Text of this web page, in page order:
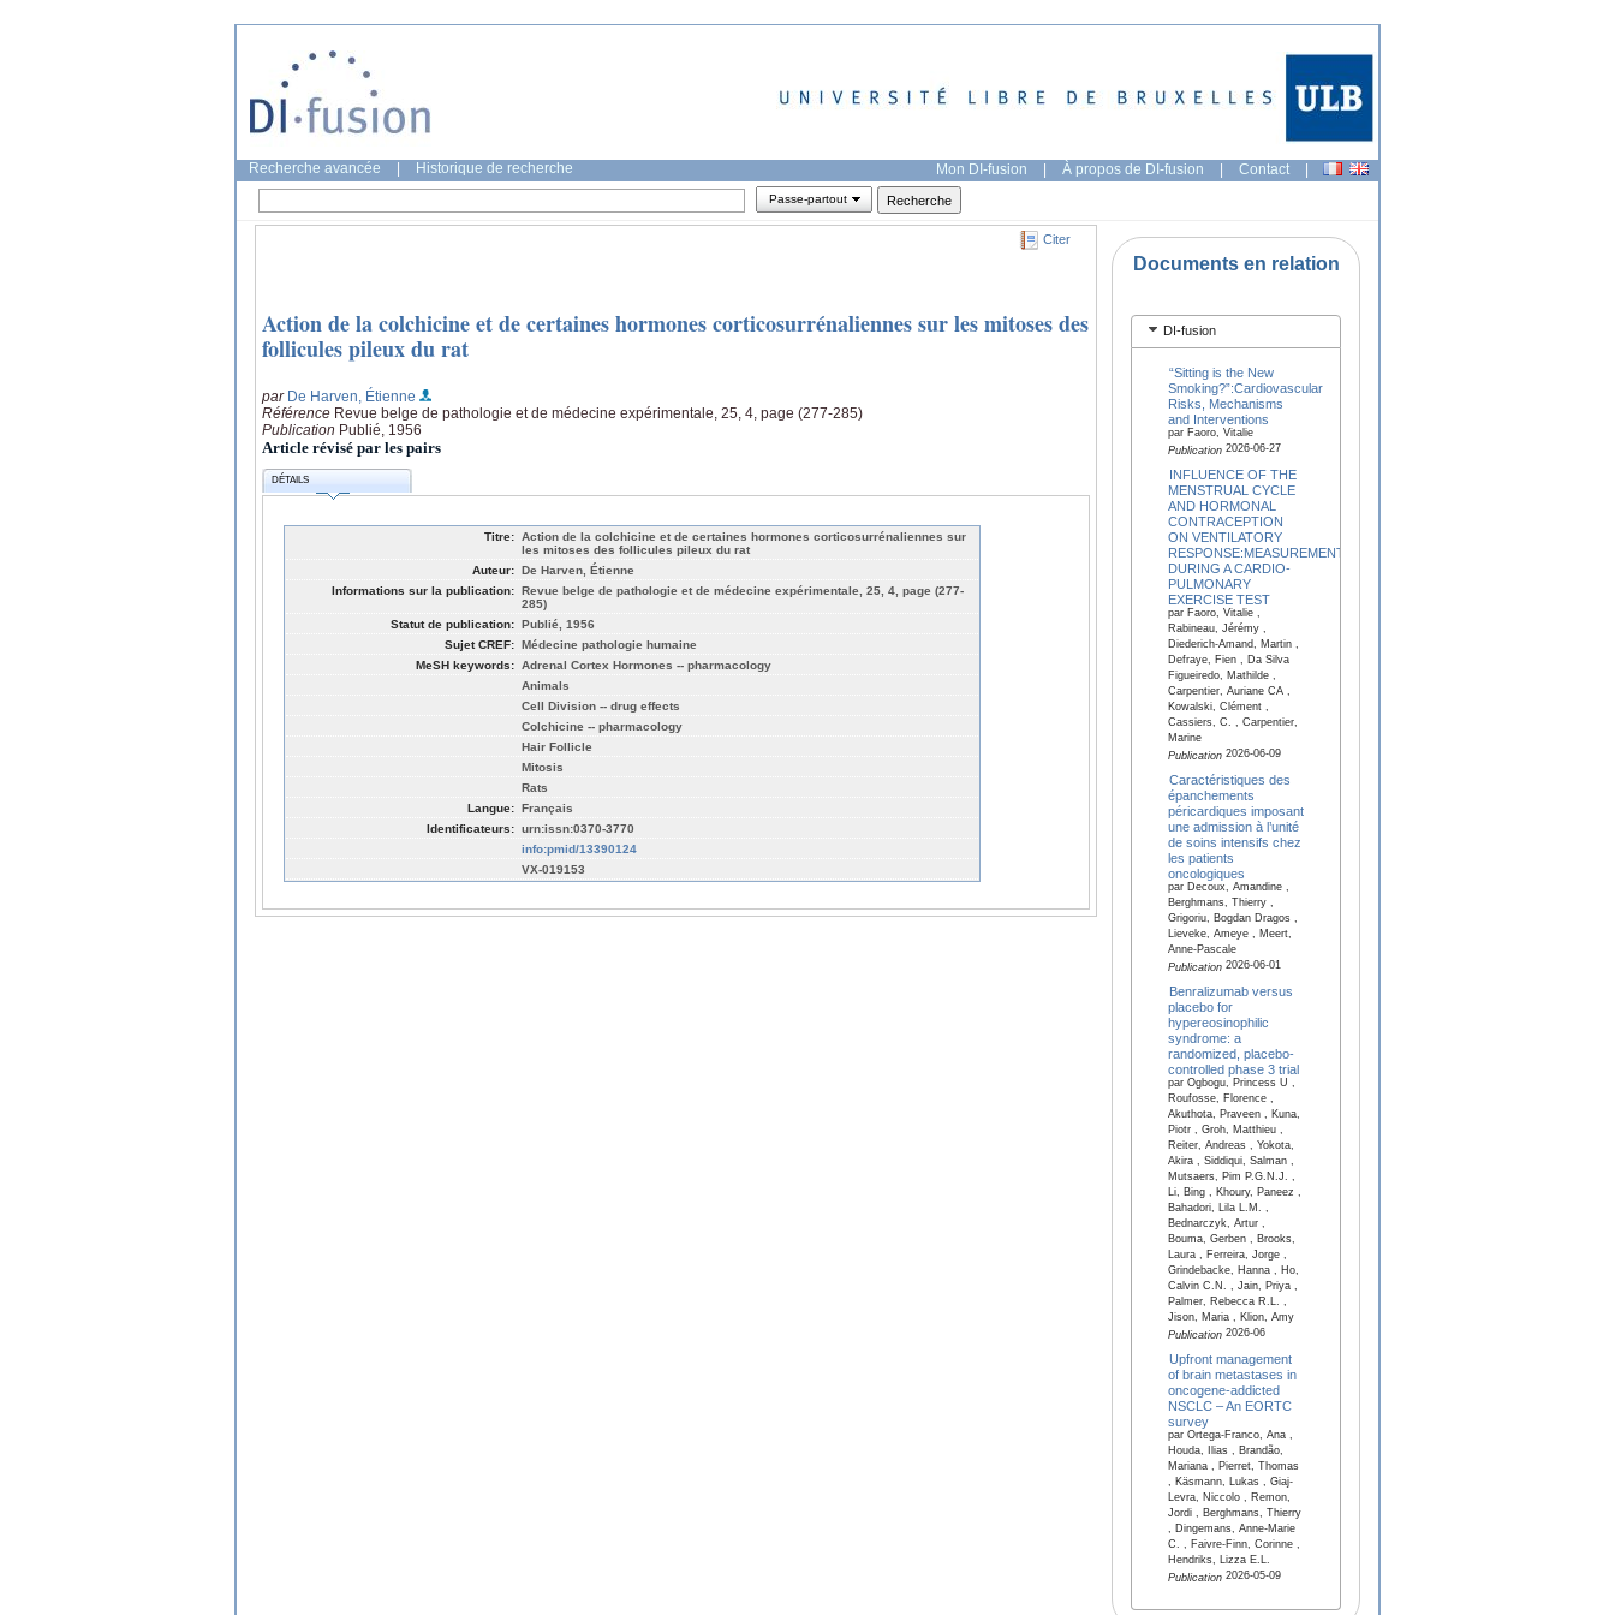
Recherche avancée Historique de recherche Mon DI-fusion | À propos de DI-fusion | Contact |
Passe-partout
Citer
Action de la colchicine et de certaines hormones corticosurrénaliennes sur les mitoses des
follicules pileux du rat
par De Harven, Étienne
Référence Revue belge de pathologie et de médecine expérimentale, 25, 4, page (277-285)
Publication Publié, 1956
Article révisé par les pairs
DÉTAILS
Titre: Action de la colchicine et de certaines hormones corticosurrénaliennes sur
les mitoses des follicules pileux du rat
Auteur: De Harven, Étienne
Informations sur la publication: Revue belge de pathologie et de médecine expérimentale, 25, 4, page (277-
285)
Statut de publication: Publié, 1956
Sujet CREF: Médecine pathologie humaine
MeSH keywords: Adrenal Cortex Hormones -- pharmacology
Animals
Cell Division -- drug effects
Colchicine -- pharmacology
Hair Follicle
Mitosis
Rats
Langue: Français
Identificateurs: urn:issn:0370-3770
info:pmid/13390124
VX-019153
Documents en relation
DI-fusion
“Sitting is the New
Smoking?”:Cardiovascular
Risks, Mechanisms
and Interventions
par Faoro, Vitalie
Publication2026-06-27
INFLUENCE OF THE
MENSTRUAL CYCLE
AND HORMONAL
CONTRACEPTION
ON VENTILATORY
RESPONSE:MEASUREMENTS
DURING A CARDIO-
PULMONARY
EXERCISE TEST
par Faoro, Vitalie ,
Rabineau, Jérémy ,
Diederich-Amand, Martin ,
Defraye, Fien , Da Silva
Figueiredo, Mathilde ,
Carpentier, Auriane CA ,
Kowalski, Clément ,
Cassiers, C. , Carpentier,
Marine
Publication2026-06-09
Caractéristiques des
épanchements
péricardiques imposant
une admission à l’unité
de soins intensifs chez
les patients
oncologiques
par Decoux, Amandine ,
Berghmans, Thierry ,
Grigoriu, Bogdan Dragos ,
Lieveke, Ameye , Meert,
Anne-Pascale
Publication2026-06-01
Benralizumab versus
placebo for
hypereosinophilic
syndrome: a
randomized, placebo-
controlled phase 3 trial
par Ogbogu, Princess U ,
Roufosse, Florence ,
Akuthota, Praveen , Kuna,
Piotr , Groh, Matthieu ,
Reiter, Andreas , Yokota,
Akira , Siddiqui, Salman ,
Mutsaers, Pim P.G.N.J. ,
Li, Bing , Khoury, Paneez ,
Bahadori, Lila L.M. ,
Bednarczyk, Artur ,
Bouma, Gerben , Brooks,
Laura , Ferreira, Jorge ,
Grindebacke, Hanna , Ho,
Calvin C.N. , Jain, Priya ,
Palmer, Rebecca R.L. ,
Jison, Maria , Klion, Amy
Publication2026-06
Upfront management
of brain metastases in
oncogene‑addicted
NSCLC – An EORTC
survey
par Ortega-Franco, Ana ,
Houda, Ilias , Brandão,
Mariana , Pierret, Thomas
, Käsmann, Lukas , Giaj-
Levra, Niccolo , Remon,
Jordi , Berghmans, Thierry
, Dingemans, Anne-Marie
C. , Faivre-Finn, Corinne ,
Hendriks, Lizza E.L.
Publication2026-05-09